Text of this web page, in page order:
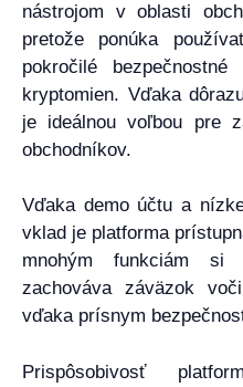
nástrojom v oblasti
pretože ponúka
pokročilé
kryptomien. Vďaka
je ideálnou voľbou pre
obchodníkov.
Vďaka demo účtu a
vklad je platforma
mnohým funkciám si
zachováva záväzok
vďaka prísnym
Prispôsobivosť